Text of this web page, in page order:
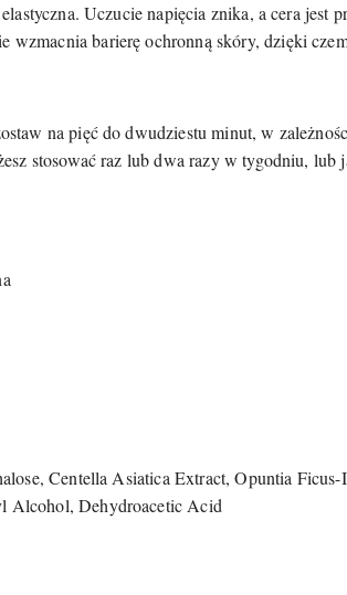
Uczucie napięcia znika, a cera jest
wzmacnia barierę ochronną skóry, dzięki
na pięć do dwudziestu minut, w
stosować raz lub dwa razy w tygodniu, lub
Centella Asiatica Extract, Opuntia
Alcohol, Dehydroacetic Acid